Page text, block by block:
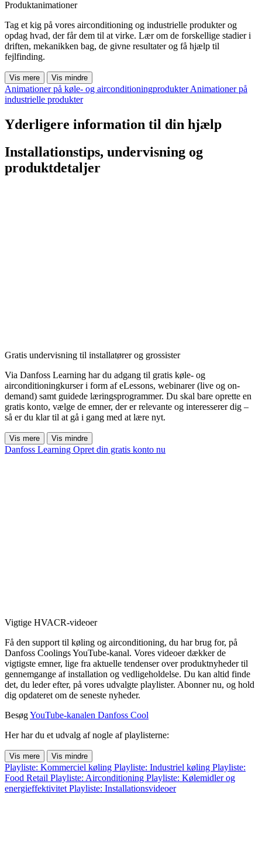
Produktanimationer
Tag et kig på vores airconditioning og industrielle produkter og
opdag hvad, der får dem til at virke. Lær om de forskellige stadier i
driften, mekanikken bag, de givne resultater og få hjælp til
fejlfinding.
Vis mere Vis mindre
Animationer på køle- og airconditioningprodukterAnimationer på
industrielle produkter
Yderligere information til din hjælp
Installationstips, undervisning og
produktdetaljer
Gratis undervisning til installatører og grossister
Via Danfoss Learning har du adgang til gratis køle- og
airconditioningkurser i form af eLessons, webinarer (live og on-
demand) samt guidede læringsprogrammer. Du skal bare oprette en
gratis konto, vælge de emner, der er relevante og interesserer dig –
så er du klar til at gå i gang med at lære nyt.
Vis mere Vis mindre
Danfoss Learning Opret din gratis konto nu
Vigtige HVACR-videoer
Få den support til køling og airconditioning, du har brug for, på
Danfoss Coolings YouTube-kanal. Vores videoer dækker de
vigtigste emner, lige fra aktuelle tendenser over produktnyheder til
gennemgange af installation og vedligeholdelse. Du kan altid finde
det, du leder efter, på vores udvalgte playlister. Abonner nu, og hold
dig opdateret om de seneste nyheder.
BesøgYouTube-kanalen Danfoss Cool
Her har du et udvalg af nogle af playlisterne:
Vis mere Vis mindre
Playliste: Kommerciel køling Playliste: Industriel køling Playliste:
Food Retail Playliste: Airconditioning Playliste: Kølemidler og
energieffektivitet Playliste: Installationsvideoer